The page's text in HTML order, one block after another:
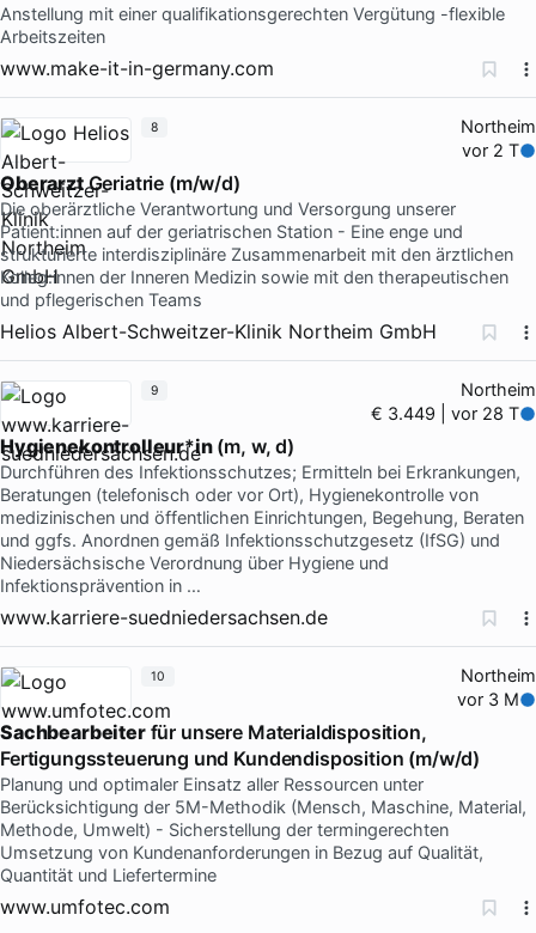
Anstellung mit einer qualifikationsgerechten Vergütung -flexible
Arbeitszeiten
www.make-it-in-germany.com
Northeim
vor 2 T
OberarztGeriatrie (m/w/d)
Die oberärztliche Verantwortung und Versorgung unserer
Patient:innen auf der geriatrischen Station - Eine enge und
strukturierte interdisziplinäre Zusammenarbeit mit den ärztlichen
Kolleg:innen der Inneren Medizin sowie mit den therapeutischen
und pflegerischen Teams
Helios Albert-Schweitzer-Klinik Northeim GmbH
8
Northeim
€ 3.449 | vor 28 T
Hygienekontrolleur*in(m, w, d)
Durchführen des Infektionsschutzes; Ermitteln bei Erkrankungen,
Beratungen (telefonisch oder vor Ort), Hygienekontrolle von
medizinischen und öffentlichen Einrichtungen, Begehung, Beraten
und ggfs. Anordnen gemäß Infektionsschutzgesetz (IfSG) und
Niedersächsische Verordnung über Hygiene und
Infektionsprävention in …
www.karriere-suedniedersachsen.de
9
Northeim
vor 3 M
Sachbearbeiterfür unsere Materialdisposition,
Fertigungssteuerung und Kundendisposition (m/w/d)
Planung und optimaler Einsatz aller Ressourcen unter
Berücksichtigung der 5M-Methodik (Mensch, Maschine, Material,
Methode, Umwelt) - Sicherstellung der termingerechten
Umsetzung von Kundenanforderungen in Bezug auf Qualität,
Quantität und Liefertermine
www.umfotec.com
10